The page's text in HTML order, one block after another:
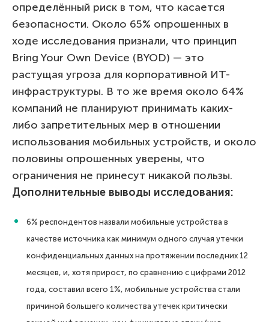
определённый риск в том, что касается
безопасности. Около 65% опрошенных в
ходе исследования признали, что принцип
Bring Your Own Device (BYOD) — это
растущая угроза для корпоративной ИТ-
инфраструктуры. В то же время около 64%
компаний не планируют принимать каких-
либо запретительных мер в отношении
использования мобильных устройств, и около
половины опрошенных уверены, что
ограничения не принесут никакой пользы.
Дополнительные выводы исследования:
6% респондентов назвали мобильные устройства в
качестве источника как минимум одного случая утечки
конфиденциальных данных на протяжении последних 12
месяцев, и, хотя прирост, по сравнению с цифрами 2012
года, составил всего 1%, мобильные устройства стали
причиной большего количества утечек критически